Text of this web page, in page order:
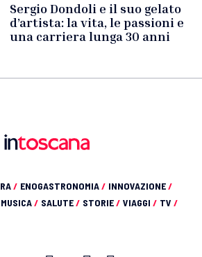
Sergio Dondoli e il suo gelato
d’artista: la vita, le passioni e
una carriera lunga 30 anni
/ ENOGASTRONOMIA/ INNOVAZIONE/
MUSICA/ SALUTE/ STORIE/ VIAGGI / TV /